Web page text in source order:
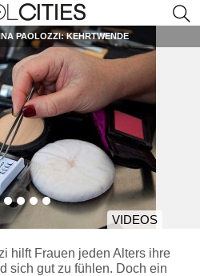
PAOLOZZI: KEHRTWENDE
VIDEOS
hilft Frauen jeden Alters ihre
sich gut zu fühlen. Doch ein